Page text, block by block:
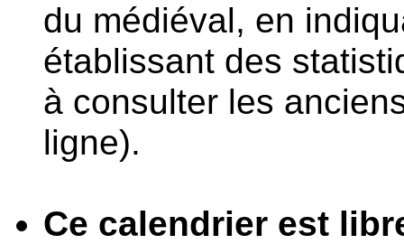
du médiéval, en
établissant des
à consulter les
ligne).
Ce calendrier est